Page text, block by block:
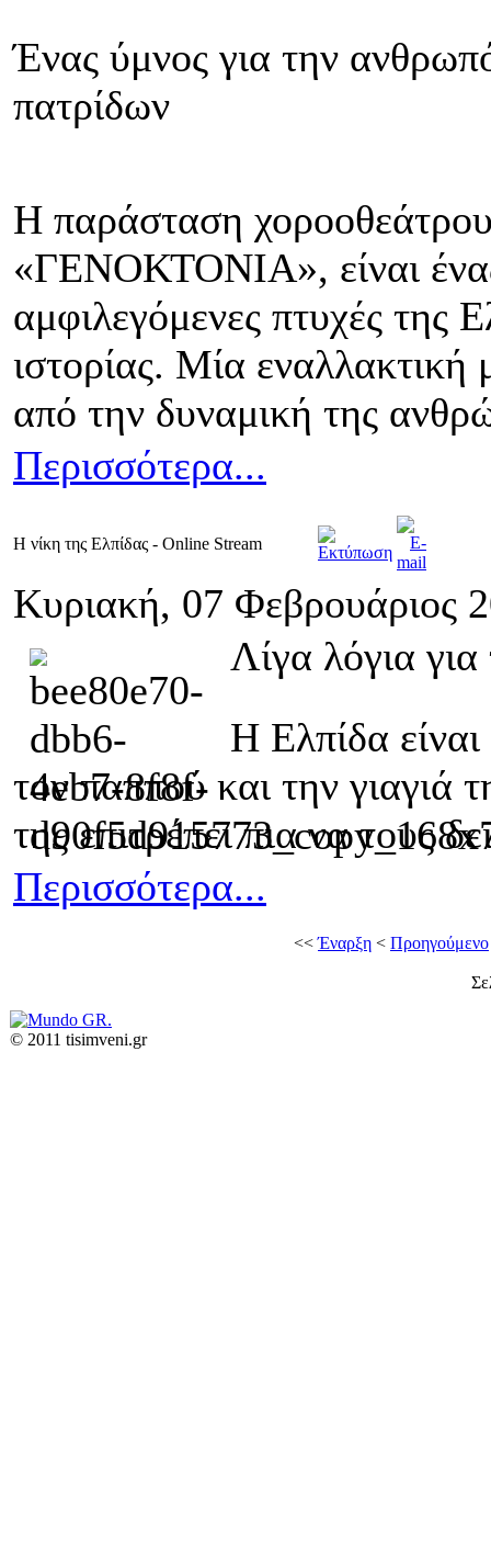
Ένας ύμνος για την
πατρίδων
Η παράσταση
«ΓΕΝΟΚΤΟΝΙΑ», είναι ένας
αμφιλεγόμενες πτυχές της
ιστορίας. Μία εναλλακτική
από την δυναμική της
Περισσότερα...
Η νίκη της Ελπίδας - Online Stream
Κυριακή, 07 Φεβρουάριος
Λίγα λόγια
Η Ελπίδα
τον παππού και την γιαγιά
της επιτρέπει πια να τους
Περισσότερα...
<<Έναρξη < Προηγούμενο
© 2011 tisimveni.gr